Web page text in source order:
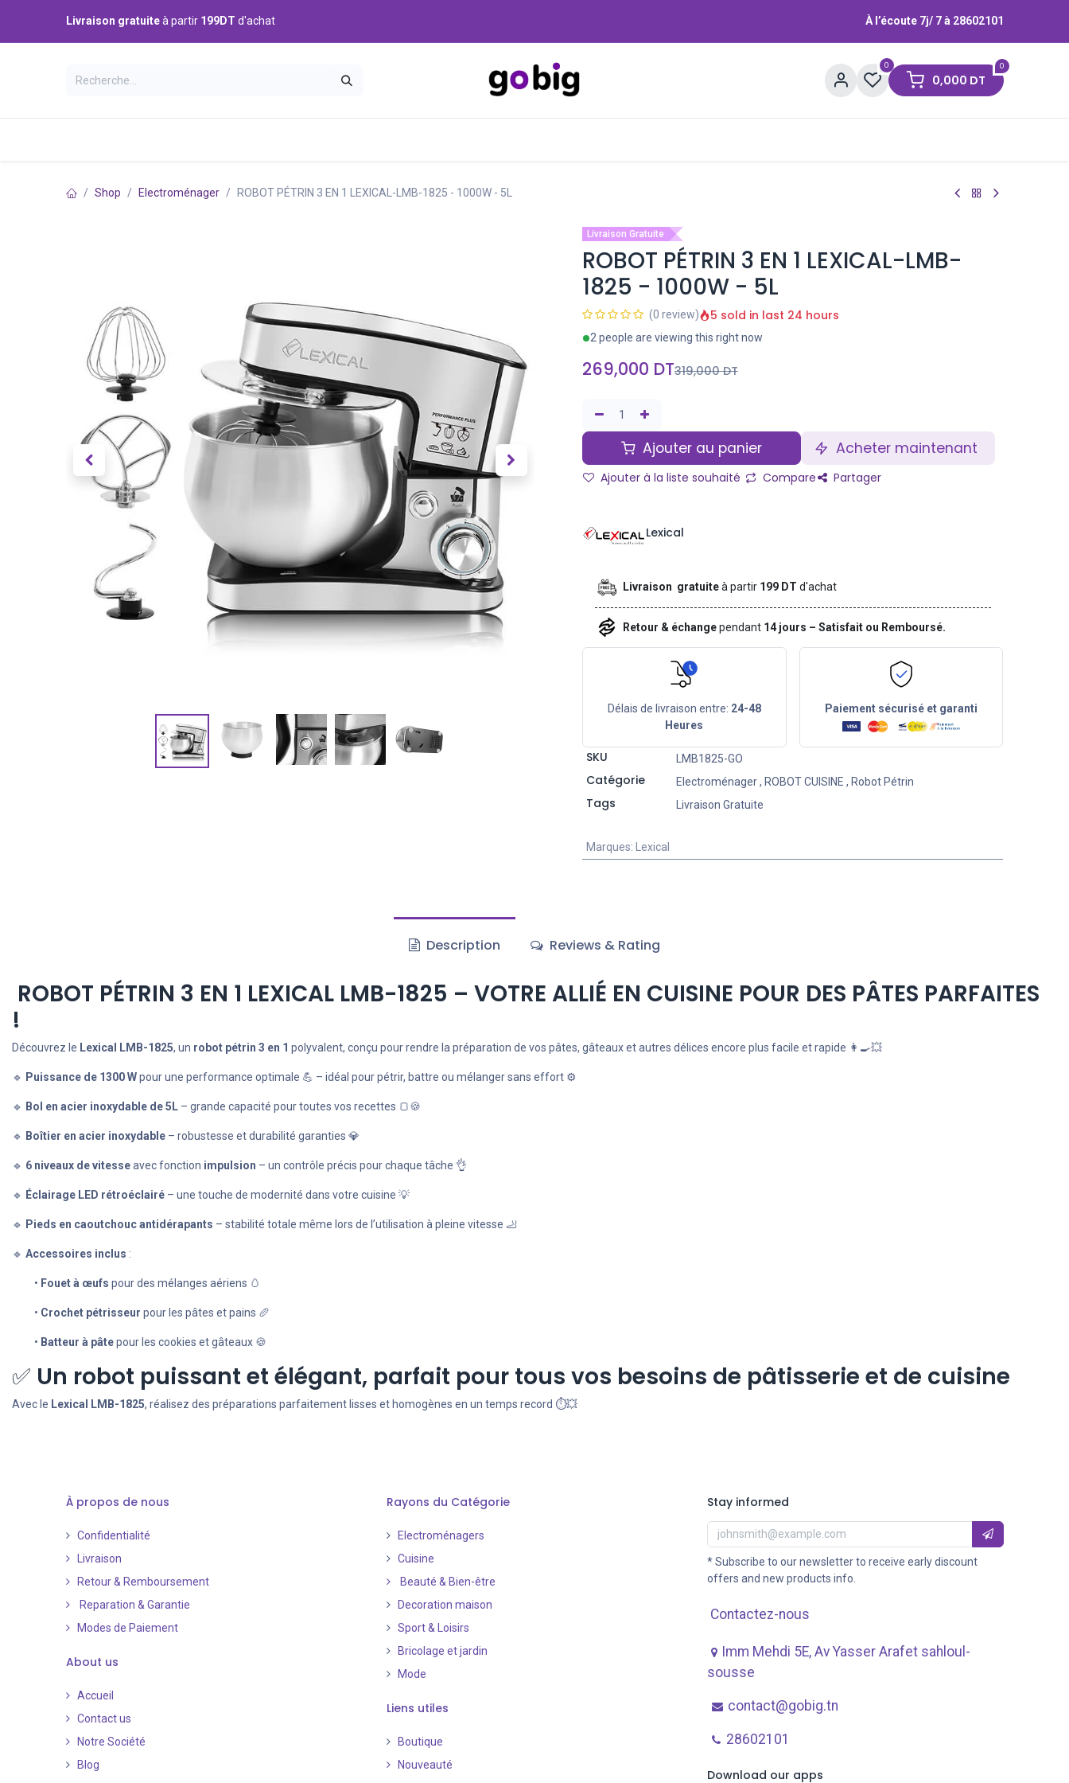
Livraison gratuiteà partir 199DT d'achat À l’écoute 7j/ 7 à 28602101
0 0
0,000 DT
Shop Electroménager ROBOT PÉTRIN 3 EN 1 LEXICAL-LMB-1825 - 1000W - 5L
Livraison Gratuite
ROBOT PÉTRIN 3 EN 1 LEXICAL-LMB-
1825 - 1000W - 5L
(0 review) 5 sold in last 24 hours
2 people are viewing this right now
269,000 DT319,000DT
Ajouter au panier Acheter maintenant
Ajouter à la liste souhaité Compare Partager
Lexical
Livraison gratuiteà partir 199 DTd'achat
Retour & échangependant 14 jours – Satisfait ou Remboursé.
Délais de livraison entre: 24-48
Heures
Paiement sécurisé et garanti
SKU LMB1825-GO
Catégorie Electroménager, ROBOT CUISINE , Robot Pétrin
Tags Livraison Gratuite
Marques: Lexical
Description Reviews & Rating
ROBOT PÉTRIN 3 EN 1 LEXICAL LMB-1825 – VOTRE ALLIÉ EN CUISINE POUR DES PÂTES PARFAITES
!
Découvrez le Lexical LMB-1825, un robot pétrin 3 en 1 polyvalent, conçu pour rendre la préparation de vos pâtes, gâteaux et autres délices encore plus facile et rapide 👩‍🍳💥
🔹 Puissance de 1300 Wpour une performance optimale 💪 – idéal pour pétrir, battre ou mélanger sans effort ⚙️
🔹 Bol en acier inoxydable de 5L – grande capacité pour toutes vos recettes 🍞🍪
🔹 Boîtier en acier inoxydable – robustesse et durabilité garanties 💎
🔹 6 niveaux de vitesseavec fonction impulsion – un contrôle précis pour chaque tâche 👌
🔹 Éclairage LED rétroéclairé – une touche de modernité dans votre cuisine 💡
🔹 Pieds en caoutchouc antidérapants – stabilité totale même lors de l’utilisation à pleine vitesse 🦶
🔹 Accessoires inclus :
• Fouet à œufs pour des mélanges aériens 🥚
• Crochet pétrisseur pour les pâtes et pains 🥖
• Batteur à pâtepour les cookies et gâteaux 🍪
✅ Un robot puissant et élégant, parfait pour tous vos besoins de pâtisserie et de cuisine
Avec le Lexical LMB-1825, réalisez des préparations parfaitement lisses et homogènes en un temps record ⏱️💥
À propos de nous
Confidentialité
Livraison
Retour & Remboursement
Reparation & Garantie
Modes de Paiement​
About us
Accueil
Contact us
Notre Société
Blog
Rayons du Catégorie
Electroménagers
Cuisine
Beauté & Bien-être
Decoration maison
Sport & Loisirs
Bricolage et jardin
Mode
Liens utiles
Boutique
Nouveauté
Stay informed
* Subscribe to our newsletter to receive early discount
offers and new products info.
Contactez-nous
Imm Mehdi 5E, Av ​Yasser Arafet sahloul-
sousse
contact@gobig.tn
28602101
Download our apps